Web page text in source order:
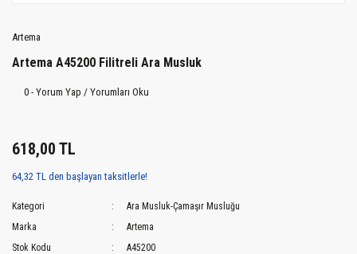
Artema
Artema A45200 Filitreli Ara Musluk
0 - Yorum Yap / Yorumları Oku
618,00 TL
64,32 TL den başlayan taksitlerle!
Kategori
Ara Musluk-Çamaşır Musluğu
Marka
Artema
Stok Kodu
A45200